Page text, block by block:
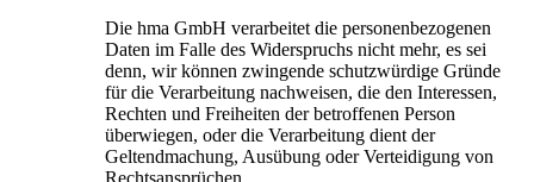
Die hma GmbH verarbeitet die personenbezogenen
Daten im Falle des Widerspruchs nicht mehr, es sei
denn, wir können zwingende schutzwürdige Gründe
für die Verarbeitung nachweisen, die den Interessen,
Rechten und Freiheiten der betroffenen Person
überwiegen, oder die Verarbeitung dient der
Geltendmachung, Ausübung oder Verteidigung von